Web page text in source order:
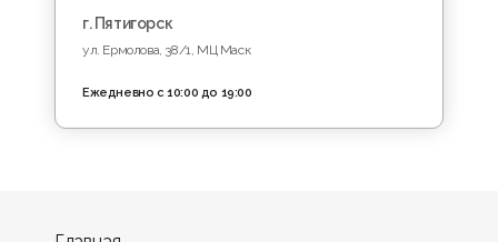
г. Пятигорск
ул. Ермолова, 38/1, МЦ Маск
Ежедневно с 10:00 до 19:00